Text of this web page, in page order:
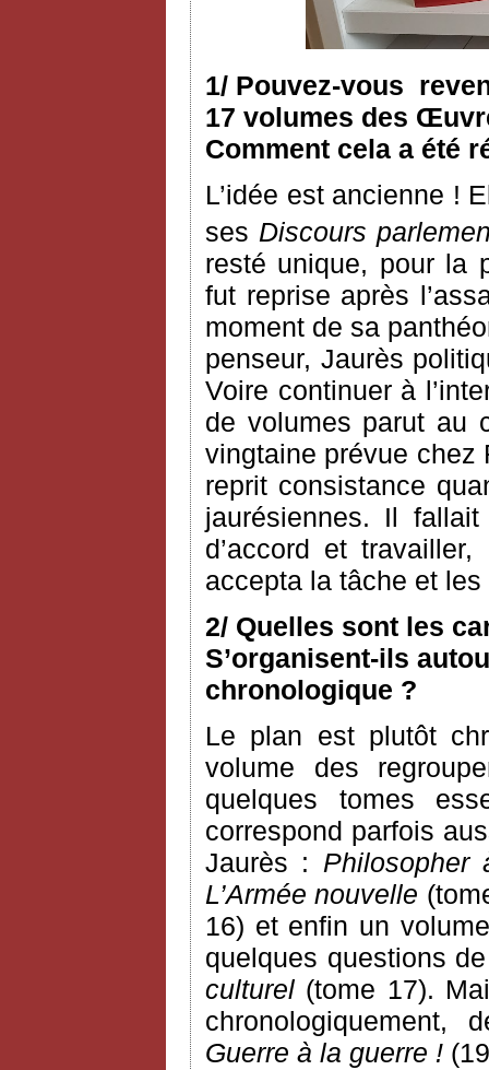
1/ Pouvez-vous
17 volumes des
Comment cela a été
L’idée est ancienne !
ses Discours
resté unique, pour la
fut reprise après
moment de sa
penseur, Jaurès
Voire continuer à
de volumes parut au
vingtaine prévue chez
reprit consistance
jaurésiennes. Il
d’accord et
accepta la tâche et
2/ Quelles sont les
S’organisent-ils
chronologique ?
Le plan est plutôt
volume des
quelques tomes
correspond parfois
Jaurès : Philosopher
L’Armée nouvelle
16) et enfin un
quelques questions
culturel (tome 17).
chronologiquement,
Guerre à la guerre !